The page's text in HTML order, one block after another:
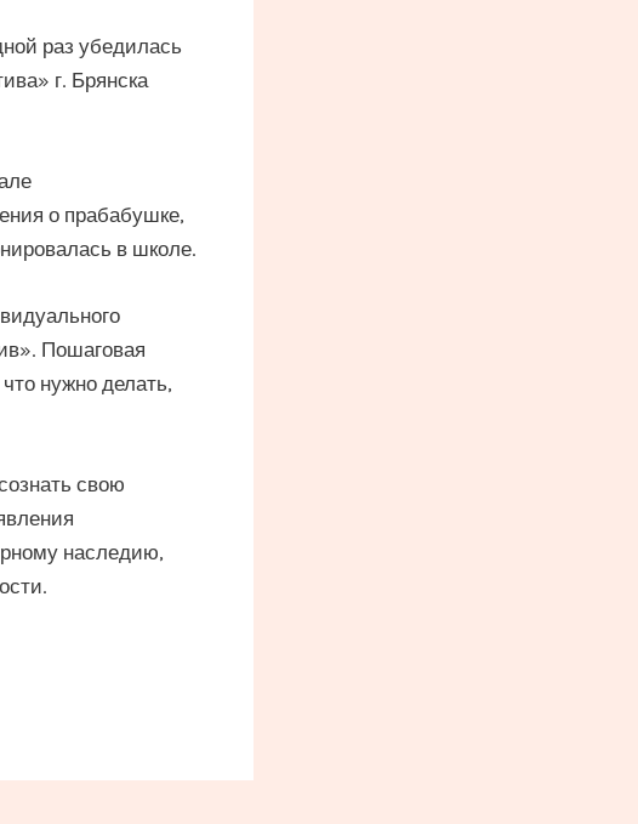
раз убедилась
г. Брянска
о прабабушке,
в школе.
Пошаговая
нужно делать,
свою
наследию,